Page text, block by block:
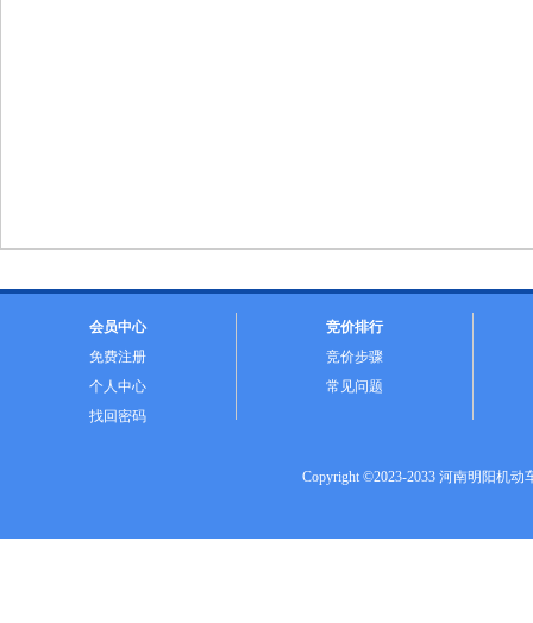
会员中心
免费注册
个人中心
找回密码
竞价排行
竞价步骤
常见问题
Copyright ©2023-2033 河南明阳机